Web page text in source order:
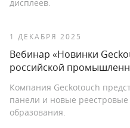
дисплеев.
1 ДЕКАБРЯ 2025
Вебинар «Новинки
российской
Компания Geckotouch
панели и новые
образования.